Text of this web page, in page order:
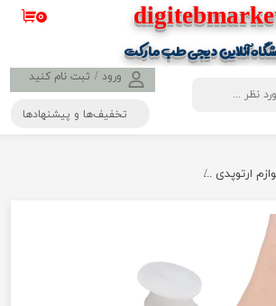
آنلاین دیجی طب مارکت
ورود / ثبت نام کنید
۰
تخفیف‌ها و پیشنهادها
ارتوپدی